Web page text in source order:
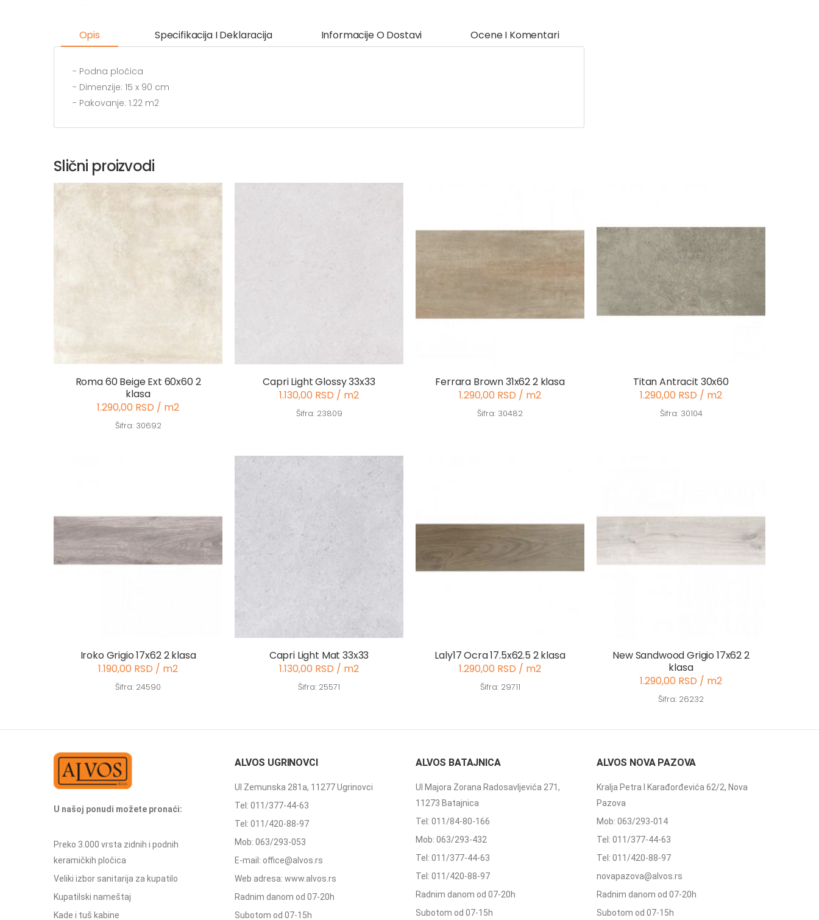
Opis Specifikacija I Deklaracija Informacije O Dostavi Ocene I Komentari
- Podna pločica
- Dimenzije: 15 x 90 cm
- Pakovanje: 1.22 m2
Slični proizvodi
Roma 60 Beige Ext 60x60 2
klasa
1.290,00 RSD / m2
Šifra: 30692
Capri Light Glossy 33x33
1.130,00 RSD / m2
Šifra: 23809
Ferrara Brown 31x62 2 klasa
1.290,00 RSD / m2
Šifra: 30482
Titan Antracit 30x60
1.290,00 RSD / m2
Šifra: 30104
Iroko Grigio 17x62 2 klasa
1.190,00 RSD / m2
Šifra: 24590
Capri Light Mat 33x33
1.130,00 RSD / m2
Šifra: 25571
Laly17 Ocra 17.5x62.5 2 klasa
1.290,00 RSD / m2
Šifra: 29711
New Sandwood Grigio 17x62 2
klasa
1.290,00 RSD / m2
Šifra: 26232
U našoj ponudi možete pronaći:
Preko 3.000 vrsta zidnih i podnih
keramičkih pločica
Veliki izbor sanitarija za kupatilo
Kupatilski nameštaj
Kade i tuš kabine
ALVOS UGRINOVCI
Ul Zemunska 281a, 11277 Ugrinovci
Tel: 011/377-44-63
Tel: 011/420-88-97
Mob: 063/293-053
E-mail: office@alvos.rs
Web adresa: www.alvos.rs
Radnim danom od 07-20h
Subotom od 07-15h
ALVOS BATAJNICA
Ul Majora Zorana Radosavljevića 271,
11273 Batajnica
Tel: 011/84-80-166
Mob: 063/293-432
Tel: 011/377-44-63
Tel: 011/420-88-97
Radnim danom od 07-20h
Subotom od 07-15h
ALVOS NOVA PAZOVA
Kralja Petra I Karađorđevića 62/2, Nova
Pazova
Mob: 063/293-014
Tel: 011/377-44-63
Tel: 011/420-88-97
novapazova@alvos.rs
Radnim danom od 07-20h
Subotom od 07-15h